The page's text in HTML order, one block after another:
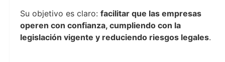
Su objetivo es claro: facilitar que las empresas
operen con confianza, cumpliendo con la
legislación vigente y reduciendo riesgos legales.